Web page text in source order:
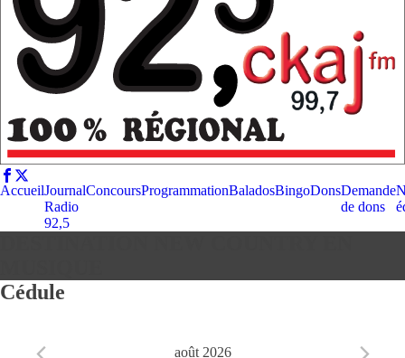
AccueilJournal
Radio
92,5
ConcoursProgrammationBaladosBingoDonsDemande
de dons
Cédule
août 2026